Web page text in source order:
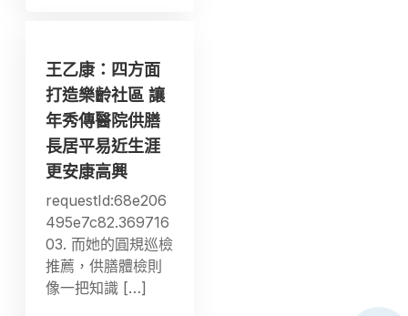
王乙康：四方面
打造樂齡社區 讓
年秀傳醫院供膳
長居平易近生涯
更安康高興
requestId:68e206
495e7c82.369716
03. 而她的圓規巡檢
推薦，供膳體檢則
像一把知識 […]